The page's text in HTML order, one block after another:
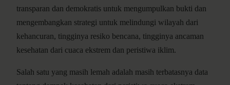
transparan dan demokratis untuk mengumpulkan bukti dan
mengembangkan strategi untuk melindungi wilayah dari
kehancuran, tingginya resiko bencana, tingginya ancaman
kesehatan dari cuaca ekstrem dan peristiwa iklim.
Salah satu yang masih lemah adalah masih terbatasnya data